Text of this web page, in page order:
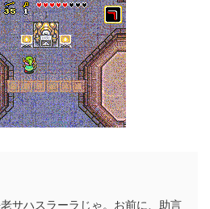
サハスラーラじゃ。お前に、助言